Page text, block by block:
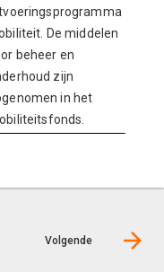
De middelen
beheer en
zijn
in het
Volgende